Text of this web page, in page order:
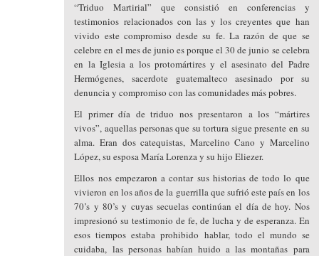
“Triduo Martirial” que consistió en conferencias y
testimonios relacionados con las y los creyentes que han
vivido este compromiso desde su fe. La razón de que se
celebre en el mes de junio es porque el 30 de junio se celebra
en la Iglesia a los protomártires y el asesinato del Padre
Hermógenes, sacerdote guatemalteco asesinado por su
denuncia y compromiso con las comunidades más pobres.
El primer día de triduo nos presentaron a los “mártires
vivos”, aquellas personas que su tortura sigue presente en su
alma. Eran dos catequistas, Marcelino Cano y Marcelino
López, su esposa María Lorenza y su hijo Eliezer.
Ellos nos empezaron a contar sus historias de todo lo que
vivieron en los años de la guerrilla que sufrió este país en los
70’s y 80’s y cuyas secuelas continúan el día de hoy. Nos
impresionó su testimonio de fe, de lucha y de esperanza. En
esos tiempos estaba prohibido hablar, todo el mundo se
cuidaba, las personas habían huido a las montañas para